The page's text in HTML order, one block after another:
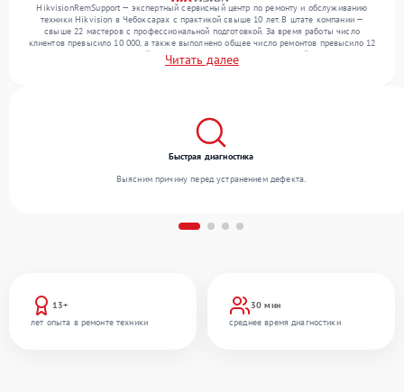
HikvisionRemSupport — экспертный сервисный центр по ремонту и обслуживанию
техники Hikvision в Чебоксарах с практикой свыше 10 лет. В штате компании —
свыше 22 мастеров с профессиональной подготовкой. За время работы число
клиентов превысило 10 000, а также выполнено общее число ремонтов превысило 12
000. Ежемесячно в сервисный центр поступает более 300 обращений, включая , , . Мы
выполняем ремонт различного уровня сложности и поддерживаем высокий стандарт
Читать далее
13+
лет опыта в ремонте техники
30 мин
среднее время диагностики
Быстрая диагностика
Выясним причину перед устранением дефекта.